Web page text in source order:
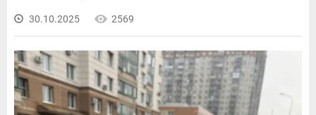
30.10.2025 2569